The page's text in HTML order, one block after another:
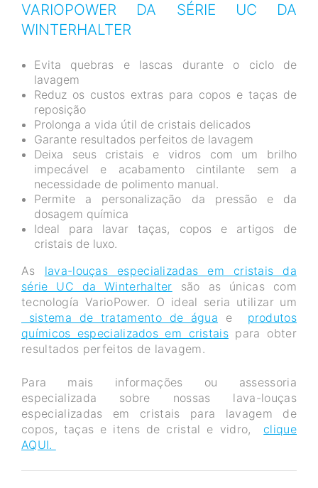
VARIOPOWER DA SÉRIE UC DA
WINTERHALTER
Evita quebras e lascas durante o ciclo de
lavagem
Reduz os custos extras para copos e taças de
reposição
Prolonga a vida útil de cristais delicados
Garante resultados perfeitos de lavagem
Deixa seus cristais e vidros com um brilho
impecável e acabamento cintilante sem a
necessidade de polimento manual.
Permite a personalização da pressão e da
dosagem química
Ideal para lavar taças, copos e artigos de
cristais de luxo.
As lava-louças especializadas em cristais da
série UC da Winterhalter são as únicas com
tecnología VarioPower. O ideal seria utilizar um
sistema de tratamento de água e produtos
químicos especializados em cristaispara obter
resultados perfeitos de lavagem.
Para mais informações ou assessoria
especializada sobre nossas lava-louças
especializadas em cristais para lavagem de
copos, taças e itens de cristal e vidro, clique
AQUI.